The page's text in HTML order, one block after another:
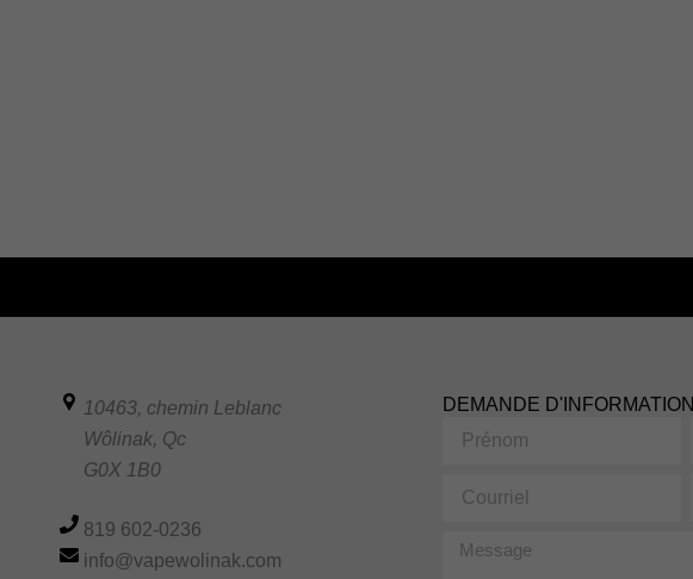
10463, chemin Leblanc
Wôlinak, Qc
G0X 1B0
819 602-0236
info@vapewolinak.com
DEMANDE D'INFORMATION
Prénom
Message